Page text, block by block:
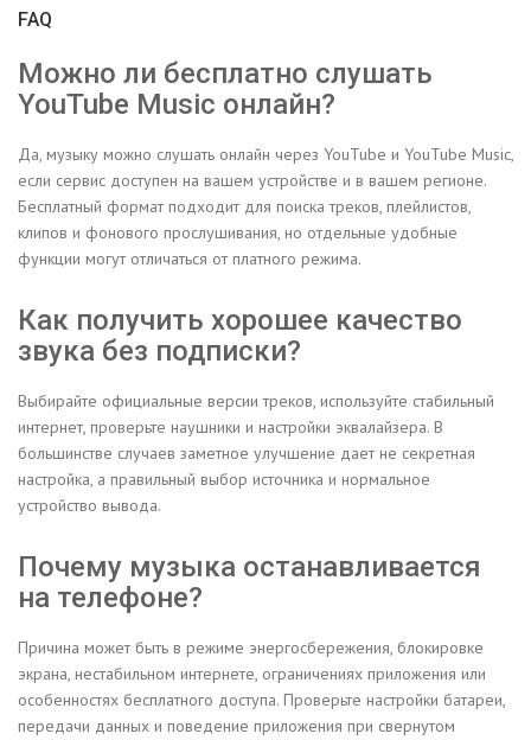
FAQ
Можно ли бесплатно слушать
YouTube Music онлайн?
Да, музыку можно слушать онлайн через YouTube и YouTube Music,
если сервис доступен на вашем устройстве и в вашем регионе.
Бесплатный формат подходит для поиска треков, плейлистов,
клипов и фонового прослушивания, но отдельные удобные
функции могут отличаться от платного режима.
Как получить хорошее качество
звука без подписки?
Выбирайте официальные версии треков, используйте стабильный
интернет, проверьте наушники и настройки эквалайзера. В
большинстве случаев заметное улучшение дает не секретная
настройка, а правильный выбор источника и нормальное
устройство вывода.
Почему музыка останавливается
на телефоне?
Причина может быть в режиме энергосбережения, блокировке
экрана, нестабильном интернете, ограничениях приложения или
особенностях бесплатного доступа. Проверьте настройки батареи,
передачи данных и поведение приложения при свернутом